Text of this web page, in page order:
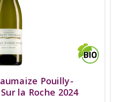
Pouilly-
la Roche 2024